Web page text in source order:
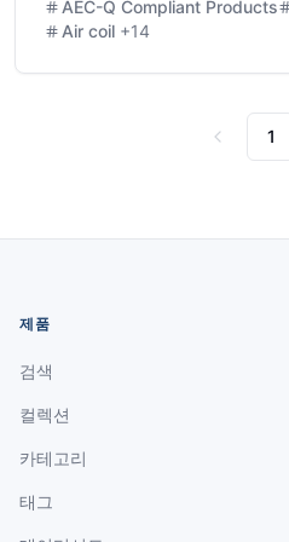
AEC-Q Compliant Products
Air coil +14
Previous
1
제품
검색
컬렉션
카테고리
태그